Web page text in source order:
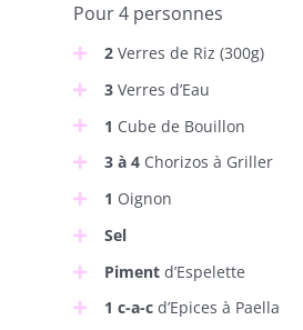
Pour 4 personnes
2Verres de Riz (300g)
3Verres d’Eau
1 Cube de Bouillon
3 à 4Chorizos à Griller
1 Oignon
Sel
Pimentd’Espelette
1 c-a-cd’Epices à Paella